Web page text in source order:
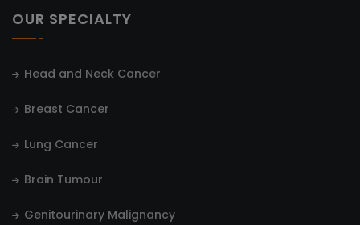
OUR SPECIALTY
Head and Neck Cancer
Breast Cancer
Lung Cancer
Brain Tumour
Genitourinary Malignancy